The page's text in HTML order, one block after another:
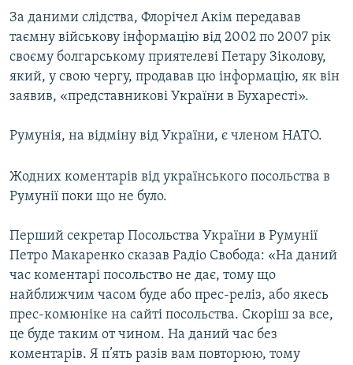
ФОТО
СПЕЦПРОЄКТИ
ПОДКАСТИ
РУС
КТАТ
Усі сайти RFE/RL
За даними слідства, Флорічел Акім передавав
таємну військову інформацію від 2002 по 2007 рік
своєму болгарському приятелеві Петару Зіколову,
який, у свою чергу, продавав цю інформацію, як він
заявив, «представникові України в Бухаресті».
Румунія, на відміну від України, є членом НАТО.
Жодних коментарів від українського посольства в
Румунії поки що не було.
Перший секретар Посольства України в Румунії
Петро Макаренко сказав Радіо Свобода: «На даний
час коментарі посольство не дає, тому що
найближчим часом буде або прес-реліз, або якесь
прес-комюніке на сайті посольства. Скоріш за все,
це буде таким от чином. На даний час без
коментарів. Я п’ять разів вам повторюю, тому